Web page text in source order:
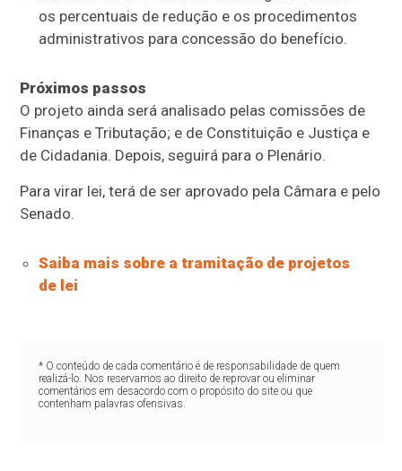
os percentuais de redução e os procedimentos
administrativos para concessão do benefício.
Próximos passos
O projeto ainda será analisado pelas comissões de
Finanças e Tributação; e de Constituição e Justiça e
de Cidadania. Depois, seguirá para o Plenário.
Para virar lei, terá de ser aprovado pela Câmara e pelo
Senado.
Saiba mais sobre a tramitação de projetos
de lei
* O conteúdo de cada comentário é de responsabilidade de quem
realizá-lo. Nos reservamos ao direito de reprovar ou eliminar
comentários em desacordo com o propósito do site ou que
contenham palavras ofensivas.